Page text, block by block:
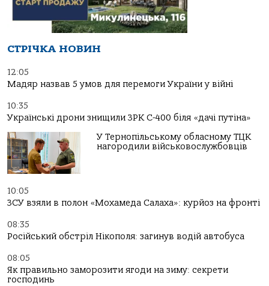
СТРІЧКА НОВИН
12:05
Мадяр назвав 5 умов для перемоги України у війні
10:35
Українські дрони знищили ЗРК С-400 біля «дачі путіна»
У Тернопільському обласному ТЦК
нагородили військовослужбовців
10:05
ЗСУ взяли в полон «Мохамеда Салаха»: курйоз на фронті
08:35
Російський обстріл Нікополя: загинув водій автобуса
08:05
Як правильно заморозити ягоди на зиму: секрети
господинь